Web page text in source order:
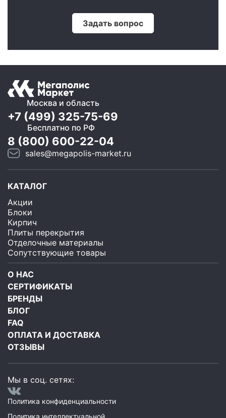
Задать вопрос
Москва и область
+7 (499) 325-75-69
Бесплатно по РФ
8 (800) 600-22-04
sales@megapolis-market.ru
КАТАЛОГ
Акции
Блоки
Кирпич
Плиты перекрытия
Отделочные материалы
Сопутствующие товары
О НАС
СЕРТИФИКАТЫ
БРЕНДЫ
БЛОГ
FAQ
ОПЛАТА И ДОСТАВКА
ОТЗЫВЫ
Мы в соц. сетях:
Политика конфиденциальности
Политика интеллектуальной